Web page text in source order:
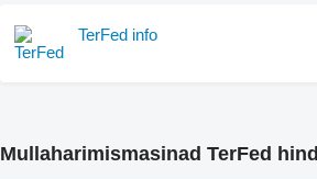
TerFed info
Mullaharimismasinad TerFed hind